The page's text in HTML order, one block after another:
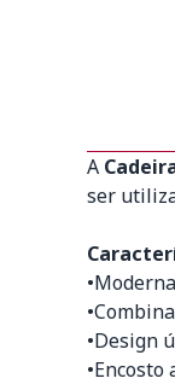
A
ser
•Design
•Encosto